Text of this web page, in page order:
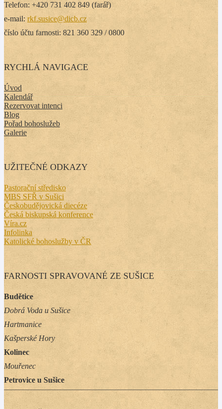
Telefon: +420 731 402 849 (farář)
e-mail: rkf.susice@dicb.cz
číslo účtu farnosti: 821 360 329 / 0800
RYCHLÁ NAVIGACE
Úvod
Kalendář
Rezervovat intenci
Blog
Pořad bohoslužeb
Galerie
UŽITEČNÉ ODKAZY
Pastorační středisko
MBS SFŘ v Sušici
Českobudějovická diecéze
Česká biskupská konference
Víra.cz
Infolinka
Katolické bohoslužby v ČR
FARNOSTI SPRAVOVANÉ ZE SUŠICE
Budětice
Dobrá Voda u Sušice
Hartmanice
Kašperské Hory
Kolinec
Mouřenec
Petrovice u Sušice